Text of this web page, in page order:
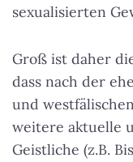
sexualisierten
Groß ist daher
dass nach der
und
weitere aktuelle
Geistliche (z.B.